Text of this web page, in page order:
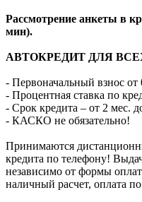
Рассмотрение анкеты в
мин).
АВТОКРЕДИТ ДЛЯ
- Первоначальный взнос от
- Процентная ставка по
- Срок кредита – от 2 мес.
- КАСКО не обязательно!
Принимаются
кредита по телефону!
независимо от формы
наличный расчет, оплата